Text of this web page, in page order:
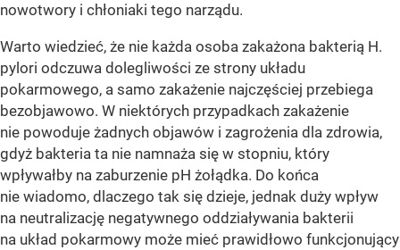
nowotwory i chłoniaki tego narządu.
Warto wiedzieć, że nie każda osoba zakażona bakterią H.
pylori odczuwa dolegliwości ze strony układu
pokarmowego, a samo zakażenie najczęściej przebiega
bezobjawowo. W niektórych przypadkach zakażenie
nie powoduje żadnych objawów i zagrożenia dla zdrowia,
gdyż bakteria ta nie namnaża się w stopniu, który
wpływałby na zaburzenie pH żołądka. Do końca
nie wiadomo, dlaczego tak się dzieje, jednak duży wpływ
na neutralizację negatywnego oddziaływania bakterii
na układ pokarmowy może mieć prawidłowo funkcjonujący